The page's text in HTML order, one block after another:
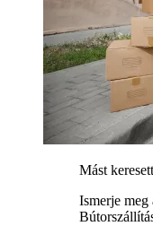
Mást
Ismerje